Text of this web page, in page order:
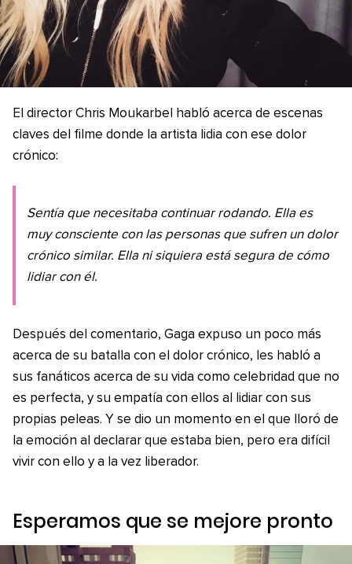
El director Chris Moukarbel habló acerca de escenas
claves del filme donde la artista lidia con ese dolor
crónico:
Sentía que necesitaba continuar rodando. Ella es
muy consciente con las personas que sufren un dolor
crónico similar. Ella ni siquiera está segura de cómo
lidiar con él.
Después del comentario, Gaga expuso un poco más
acerca de su batalla con el dolor crónico, les habló a
sus fanáticos acerca de su vida como celebridad que no
es perfecta, y su empatía con ellos al lidiar con sus
propias peleas. Y se dio un momento en el que lloró de
la emoción al declarar que estaba bien, pero era difícil
vivir con ello y a la vez liberador.
Esperamos que se mejore pronto